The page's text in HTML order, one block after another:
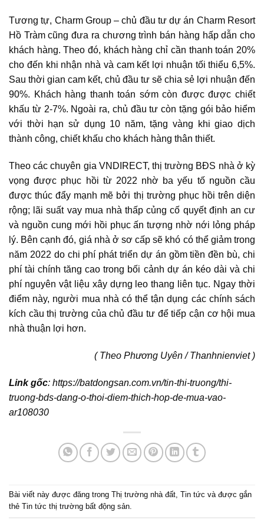
Tương tự, Charm Group – chủ đầu tư dự án Charm Resort
Hồ Tràm cũng đưa ra chương trình bán hàng hấp dẫn cho
khách hàng. Theo đó, khách hàng chỉ cần thanh toán 20%
cho đến khi nhận nhà và cam kết lợi nhuận tối thiểu 6,5%.
Sau thời gian cam kết, chủ đầu tư sẽ chia sẻ lợi nhuận đến
90%. Khách hàng thanh toán sớm còn được được chiết
khấu từ 2-7%. Ngoài ra, chủ đầu tư còn tặng gói bảo hiểm
với thời hạn sử dụng 10 năm, tặng vàng khi giao dịch
thành công, chiết khấu cho khách hàng thân thiết.
Theo các chuyên gia VNDIRECT, thị trường BĐS nhà ở kỳ
vọng được phục hồi từ 2022 nhờ ba yếu tố nguồn cầu
được thúc đẩy mạnh mẽ bởi thị trường phục hồi trên diện
rộng; lãi suất vay mua nhà thấp củng cố quyết định an cư
và nguồn cung mới hồi phục ấn tượng nhờ nới lỏng pháp
lý. Bên cạnh đó, giá nhà ở sơ cấp sẽ khó có thể giảm trong
năm 2022 do chi phí phát triển dự án gồm tiền đền bù, chi
phí tài chính tăng cao trong bối cảnh dự án kéo dài và chi
phí nguyên vật liệu xây dựng leo thang liên tục. Ngay thời
điểm này, người mua nhà có thể tận dụng các chính sách
kích cầu thị trường của chủ đầu tư để tiếp cận cơ hội mua
nhà thuận lợi hơn.
( Theo Phương Uyên / Thanhnienviet )
Link gốc: https://batdongsan.com.vn/tin-thi-truong/thi-
truong-bds-dang-o-thoi-diem-thich-hop-de-mua-vao-
ar108030
Bài viết này được đăng trong Thị trường nhà đất Tin tức và được gắn
thẻ Tin tức thị trường bất động sản